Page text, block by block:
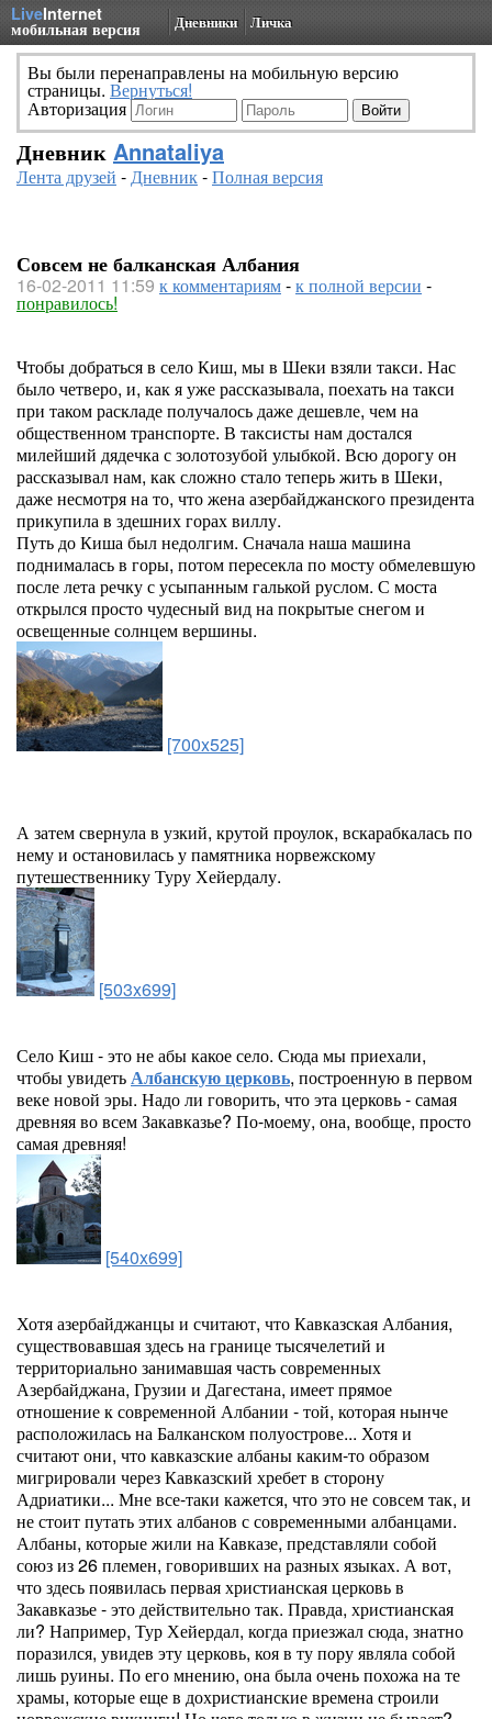
LiveInternet
мобильная версия Дневники Личка
Вы были перенаправлены на мобильную версию
страницы. Вернуться!
Авторизация
Дневник Annataliya
Лента друзей -Дневник-Полная версия
Совсем не балканская Албания
16-02-2011 11:59 к комментариям-к полной версии -
понравилось!
Чтобы добраться в село Киш, мы в Шеки взяли такси. Нас
было четверо, и, как я уже рассказывала, поехать на такси
при таком раскладе получалось даже дешевле, чем на
общественном транспорте. В таксисты нам достался
милейший дядечка с золотозубой улыбкой. Всю дорогу он
рассказывал нам, как сложно стало теперь жить в Шеки,
даже несмотря на то, что жена азербайджанского президента
прикупила в здешних горах виллу.
Путь до Киша был недолгим. Сначала наша машина
поднималась в горы, потом пересекла по мосту обмелевшую
после лета речку с усыпанным галькой руслом. С моста
открылся просто чудесный вид на покрытые снегом и
освещенные солнцем вершины.
[700x525]
А затем свернула в узкий, крутой проулок, вскарабкалась по
нему и остановилась у памятника норвежскому
путешественнику Туру Хейердалу.
[503x699]
Село Киш - это не абы какое село. Сюда мы приехали,
чтобы увидетьАлбанскую церковь, построенную в первом
веке новой эры. Надо ли говорить, что эта церковь - самая
древняя во всем Закавказье? По-моему, она, вообще, просто
самая древняя!
[540x699]
Хотя азербайджанцы и считают, что Кавказская Албания,
существовавшая здесь на границе тысячелетий и
территориально занимавшая часть современных
Азербайджана, Грузии и Дагестана, имеет прямое
отношение к современной Албании - той, которая нынче
расположилась на Балканском полуострове... Хотя и
считают они, что кавказские албаны каким-то образом
мигрировали через Кавказский хребет в сторону
Адриатики... Мне все-таки кажется, что это не совсем так, и
не стоит путать этих албанов с современными албанцами.
Албаны, которые жили на Кавказе, представляли собой
союз из 26 племен, говоривших на разных языках. А вот,
что здесь появилась первая христианская церковь в
Закавказье - это действительно так. Правда, христианская
ли? Например, Тур Хейердал, когда приезжал сюда, знатно
поразился, увидев эту церковь, коя в ту пору являла собой
лишь руины. По его мнению, она была очень похожа на те
храмы, которые еще в дохристианские времена строили